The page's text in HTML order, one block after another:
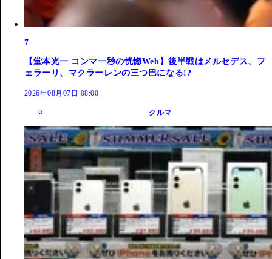
7
【堂本光一 コンマ一秒の恍惚Web】後半戦はメルセデス、フ
ェラーリ、マクラーレンの三つ巴になる!?
2026年08月07日 08:00
クルマ